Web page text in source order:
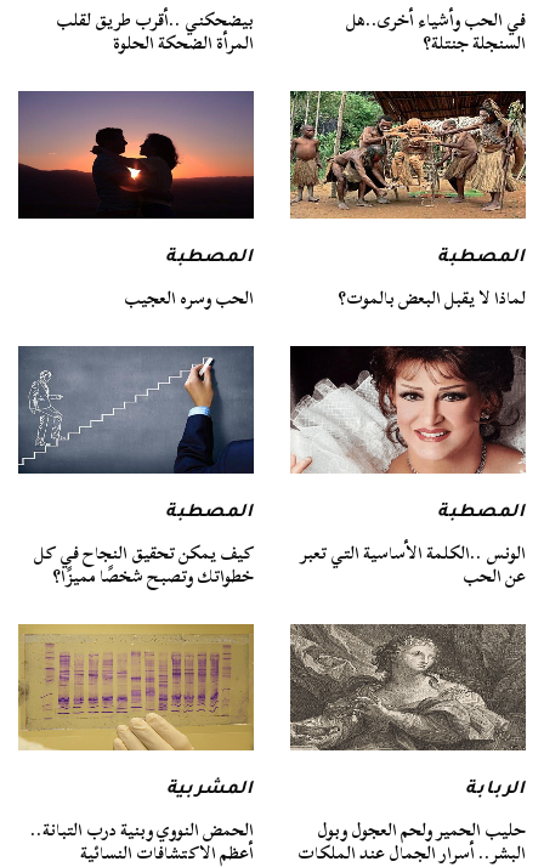
في الحب وأشياء أخرى..هل
السنجلة جنتلة؟
بيضحكني ..أقرب طريق لقلب
المرأة الضحكة الحلوة
المصطبة
لماذا لا يقبل البعض بالموت؟
المصطبة
الحب وسره العجيب
المصطبة
الونس ..الكلمة الأساسية التي تعبر
عن الحب
المصطبة
كيف يمكن تحقيق النجاح في كل
خطواتك وتصبح شخصًا مميزًا؟
الربابة
حليب الحمير ولحم العجول وبول
البشر.. أسرار الجمال عند الملكات
المشربية
الحمض النووي وبنية درب التبانة..
أعظم الاكتشافات النسائية